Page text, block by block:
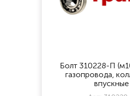
Болт 310228-П
газопровода,
впускные